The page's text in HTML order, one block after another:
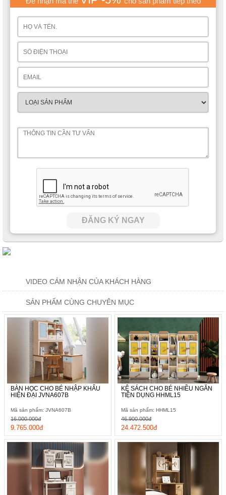
ĐĂNG KÝ NGAY
VIDEO CẢM NHẬN CỦA KHÁCH HÀNG
SẢN PHẨM CÙNG CHUYÊN MỤC
BÀN HỌC CHO BÉ NHẬP KHẨU
HIỆN ĐẠI JVNA607B
Mã sản phẩm: JVNA607B
9.765.000đ
16.000.000đ
KỆ SÁCH CHO BÉ NHIỀU NGĂN
TIỆN DỤNG HHML15
Mã sản phẩm: HHML15
24.472.500đ
46.900.000đ